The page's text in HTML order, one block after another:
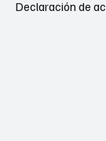
Declaración de